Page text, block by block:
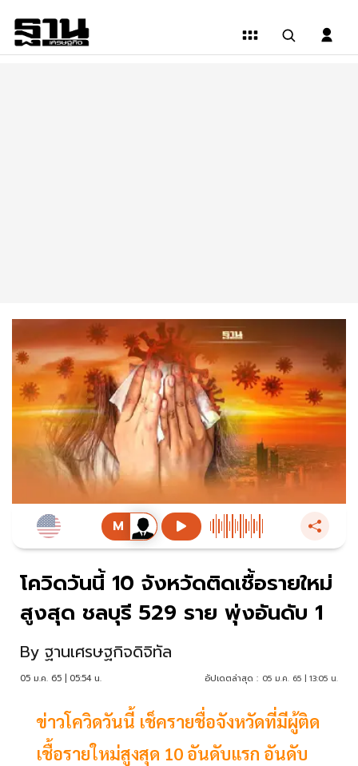
โควิดวันนี้ 10 จังหวัดติดเชื้อรายใหม่
สูงสุด ชลบุรี 529 ราย พุ่งอันดับ 1
By ฐานเศรษฐกิจดิจิทัล
05 ม.ค. 65 | 05:54 น. อัปเดตล่าสุด : 05 ม.ค. 65 | 13:05 น.
ข่าวโควิดวันนี้ เช็ครายชื่อจังหวัดที่มีผู้ติด
เชื้อรายใหม่สูงสุด 10 อันดับแรก อันดับ